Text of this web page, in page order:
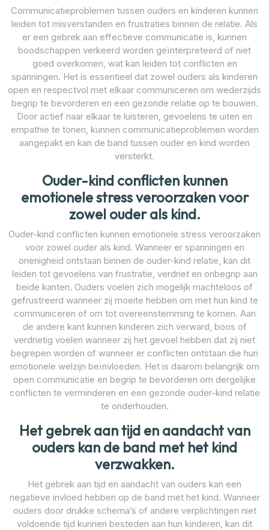
Communicatieproblemen tussen ouders en kinderen kunnen
leiden tot misverstanden en frustraties binnen de relatie. Als
er een gebrek aan effectieve communicatie is, kunnen
boodschappen verkeerd worden geïnterpreteerd of niet
goed overkomen, wat kan leiden tot conflicten en
spanningen. Het is essentieel dat zowel ouders als kinderen
open en respectvol met elkaar communiceren om wederzijds
begrip te bevorderen en een gezonde relatie op te bouwen.
Door actief naar elkaar te luisteren, gevoelens te uiten en
empathie te tonen, kunnen communicatieproblemen worden
aangepakt en kan de band tussen ouder en kind worden
versterkt.
Ouder-kind conflicten kunnen
emotionele stress veroorzaken voor
zowel ouder als kind.
Ouder-kind conflicten kunnen emotionele stress veroorzaken
voor zowel ouder als kind. Wanneer er spanningen en
onenigheid ontstaan binnen de ouder-kind relatie, kan dit
leiden tot gevoelens van frustratie, verdriet en onbegrip aan
beide kanten. Ouders voelen zich mogelijk machteloos of
gefrustreerd wanneer zij moeite hebben om met hun kind te
communiceren of om tot overeenstemming te komen. Aan
de andere kant kunnen kinderen zich verward, boos of
verdrietig voelen wanneer zij het gevoel hebben dat zij niet
begrepen worden of wanneer er conflicten ontstaan die hun
emotionele welzijn beïnvloeden. Het is daarom belangrijk om
open communicatie en begrip te bevorderen om dergelijke
conflicten te verminderen en een gezonde ouder-kind relatie
te onderhouden.
Het gebrek aan tijd en aandacht van
ouders kan de band met het kind
verzwakken.
Het gebrek aan tijd en aandacht van ouders kan een
negatieve invloed hebben op de band met het kind. Wanneer
ouders door drukke schema’s of andere verplichtingen niet
voldoende tijd kunnen besteden aan hun kinderen, kan dit